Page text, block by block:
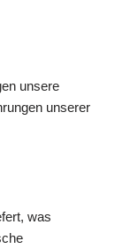
unsere
unserer
was